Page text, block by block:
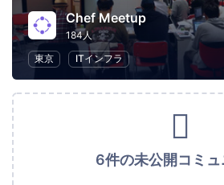
Chef Meetup
184人
東京
ITインフラ
6件の未公開コミュ